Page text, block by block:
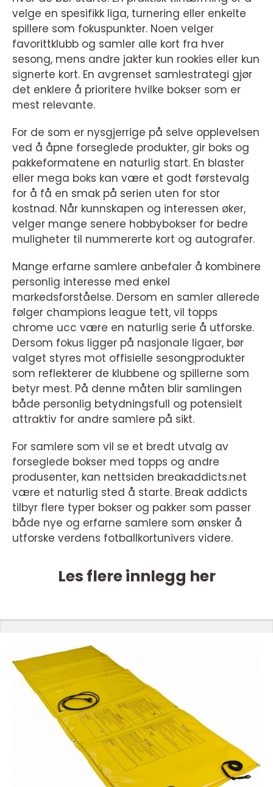
velge en spesifikk liga, turnering eller enkelte
spillere som fokuspunkter. Noen velger
favorittklubb og samler alle kort fra hver
sesong, mens andre jakter kun rookies eller kun
signerte kort. En avgrenset samlestrategi gjør
det enklere å prioritere hvilke bokser som er
mest relevante.
For de som er nysgjerrige på selve opplevelsen
ved å åpne forseglede produkter, gir boks og
pakkeformatene en naturlig start. En blaster
eller mega boks kan være et godt førstevalg
for å få en smak på serien uten for stor
kostnad. Når kunnskapen og interessen øker,
velger mange senere hobbybokser for bedre
muligheter til nummererte kort og autografer.
Mange erfarne samlere anbefaler å kombinere
personlig interesse med enkel
markedsforståelse. Dersom en samler allerede
følger champions league tett, vil topps
chrome ucc være en naturlig serie å utforske.
Dersom fokus ligger på nasjonale ligaer, bør
valget styres mot offisielle sesongprodukter
som reflekterer de klubbene og spillerne som
betyr mest. På denne måten blir samlingen
både personlig betydningsfull og potensielt
attraktiv for andre samlere på sikt.
For samlere som vil se et bredt utvalg av
forseglede bokser med topps og andre
produsenter, kan nettsiden breakaddicts.net
være et naturlig sted å starte. Break addicts
tilbyr flere typer bokser og pakker som passer
både nye og erfarne samlere som ønsker å
utforske verdens fotballkortunivers videre.
Les flere innlegg her